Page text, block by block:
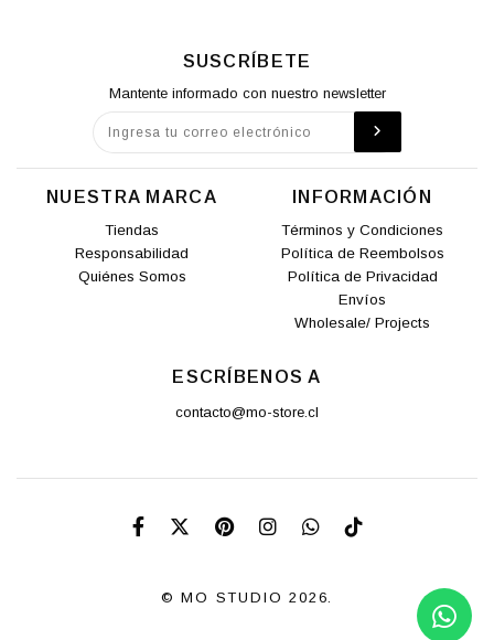
SUSCRÍBETE
Mantente informado con nuestro newsletter
NUESTRA MARCA
Tiendas
Responsabilidad
Quiénes Somos
INFORMACIÓN
Términos y Condiciones
Política de Reembolsos
Política de Privacidad
Envíos
Wholesale/ Projects
ESCRÍBENOS A
contacto@mo-store.cl
© MO STUDIO 2026.